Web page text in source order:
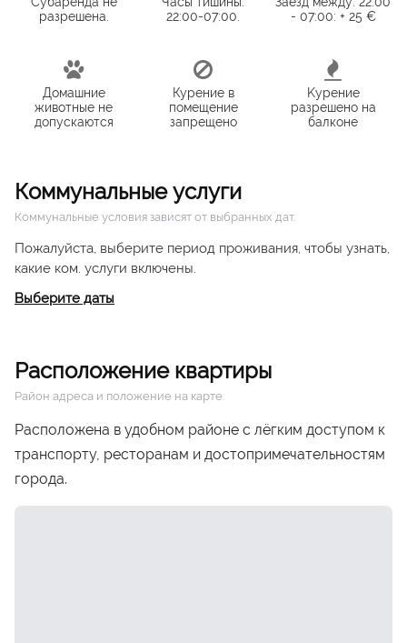
разрешена.
22:00-07:00.
- 07:00: + 25 €
Домашние
животные не
допускаются
Курение в
помещение
запрещено
Kурение
разрешено на
балконе
Коммунальные услуги
Коммунальные условия зависят от выбранных дат.
Пожалуйста, выберите период проживания, чтобы узнать,
какие ком. услуги включены.
Выберите даты
Расположение квартиры
Район адреса и положение на карте.
Расположена в удобном районе с лёгким доступом к
транспорту, ресторанам и достопримечательностям
города.